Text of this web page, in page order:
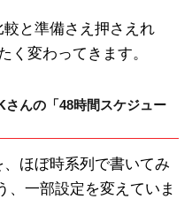
と準備さえ押さえれ
く変わってきます。
んの「48時間スケジュー
ほぼ時系列で書いてみ
、一部設定を変えていま